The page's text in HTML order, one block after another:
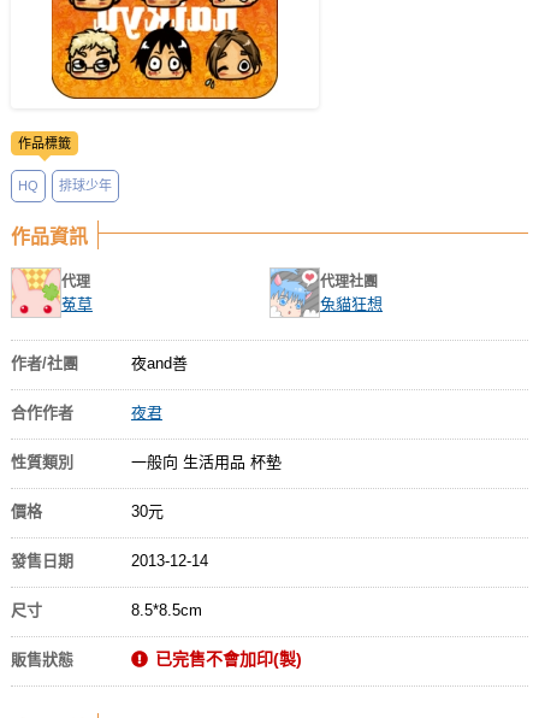
作品標籤
HQ 排球少年
作品資訊
代理
菟草
代理社團
兔貓狂想
作者/社團 夜and善
合作作者 夜君
性質類別 一般向 生活用品 杯墊
價格 30元
發售日期 2013-12-14
尺寸 8.5*8.5cm
販售狀態 已完售不會加印(製)